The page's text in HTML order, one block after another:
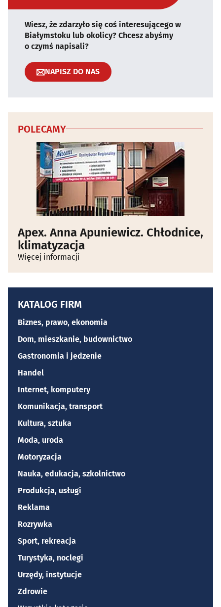
Wiesz, że zdarzyło się coś interesującego w
Białymstoku lub okolicy? Chcesz abyśmy
o czymś napisali?
NAPISZ DO NAS
POLECAMY
Apex. Anna Apuniewicz. Chłodnice,
klimatyzacja
Więcej informacji
KATALOG FIRM
Biznes, prawo, ekonomia
Dom, mieszkanie, budownictwo
Gastronomia i jedzenie
Handel
Internet, komputery
Komunikacja, transport
Kultura, sztuka
Moda, uroda
Motoryzacja
Nauka, edukacja, szkolnictwo
Produkcja, usługi
Reklama
Rozrywka
Sport, rekreacja
Turystyka, noclegi
Urzędy, instytucje
Zdrowie